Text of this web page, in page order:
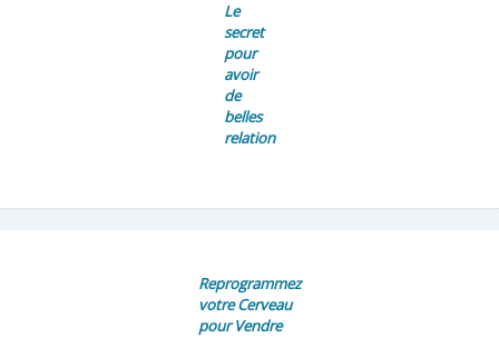
Le
secret
pour
avoir
de
belles
relation
Reprogrammez
votre Cerveau
pour Vendre